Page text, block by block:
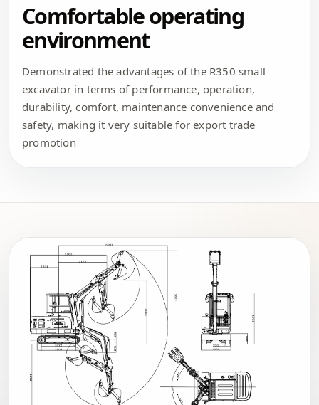
Comfortable operating
environment
Demonstrated the advantages of the R350 small
excavator in terms of performance, operation,
durability, comfort, maintenance convenience and
safety, making it very suitable for export trade
promotion